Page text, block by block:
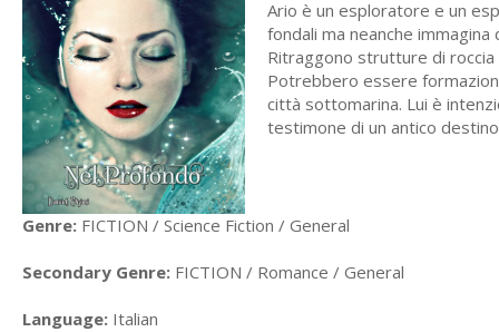
Ario è un esploratore e un
fondali ma neanche
Ritraggono strutture di
Potrebbero essere
città sottomarina. Lui è
testimone di un antico
Genre: FICTION / Science Fiction / General
Secondary Genre: FICTION / Romance / General
Language: Italian